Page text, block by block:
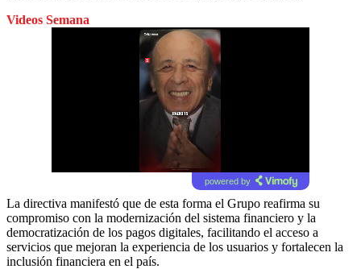
Videos Semana
powered by
La directiva manifestó que de esta forma el Grupo reafirma su
compromiso con la modernización del sistema financiero y la
democratización de los pagos digitales, facilitando el acceso a
servicios que mejoran la experiencia de los usuarios y fortalecen la
inclusión financiera en el país.